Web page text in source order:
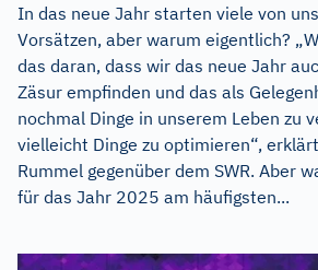
In das neue Jahr starten viele von
Vorsätzen, aber warum eigentlich?
das daran, dass wir das neue Jahr
Zäsur empfinden und das als
nochmal Dinge in unserem Leben zu
vielleicht Dinge zu optimieren“,
Rummel gegenüber dem SWR. Aber
für das Jahr 2025 am häufigsten...